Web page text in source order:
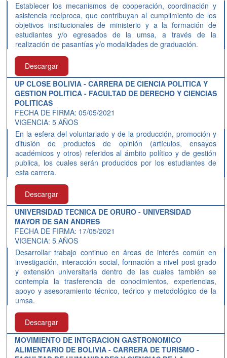
Establecer los mecanismos de cooperación, coordinación y
asistencia recíproca, que contribuyan al cumplimiento de los
objetivos institucionales de ministerio y a la formación de
estudiantes y/o egresados de la umsa, a través de la
realización de pasantías y/o modalidades de graduación.
Descargar
UP CLOSE BOLIVIA - CARRERA DE CIENCIA POLITICA Y
GESTION POLITICA - FACULTAD DE DERECHO Y CIENCIAS
POLITICAS
FECHA DE FIRMA: 05/05/2021
VIGENCIA: 5 AÑOS
En la esfera del voluntariado y de la producción, promoción y
difusión de productos de opinión (artículos, ensayos
académicos y otros) referidos al ámbito político y de gestión
publica, los cuales serán producidos por los estudiantes de
esta carrera.
Descargar
UNIVERSIDAD TECNICA DE ORURO - UNIVERSIDAD
MAYOR DE SAN ANDRES
FECHA DE FIRMA: 17/05/2021
VIGENCIA: 5 AÑOS
Desarrollar trabajo continuo en áreas de interés común en
investigación, interacción social, formación a nivel post grado
y extensión universitaria dentro de las cuales también se
contempla la trasferencia de conocimientos, experiencias,
apoyo y asesoramiento técnico, teórico y metodológico de la
umsa.
Descargar
MOVIMIENTO DE INTGRACION GASTRONOMICO
ALIMENTARIO DE BOLIVIA - CARRERA DE TURISMO -